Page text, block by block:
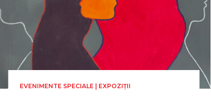
EVENIMENTE SPECIALE | EXPOZIȚII